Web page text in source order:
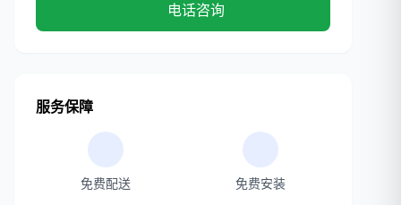
电话咨询
服务保障
免费配送 免费安装